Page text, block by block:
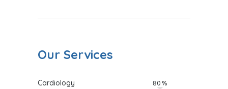
Our Services
Cardiology 80